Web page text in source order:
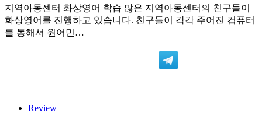
지역아동센터 화상영어 학습 많은 지역아동센터의 친구들이
화상영어를 진행하고 있습니다. 친구들이 각각 주어진 컴퓨터
를 통해서 원어민…
Review